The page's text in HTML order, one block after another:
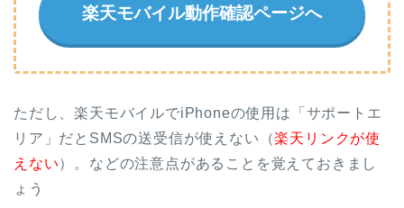
楽天モバイル動作確認ページへ
ただし、楽天モバイルでiPhoneの使用は「サポートエ
リア」だとSMSの送受信が使えない（楽天リンクが使
えない）。などの注意点があることを覚えておきまし
ょう